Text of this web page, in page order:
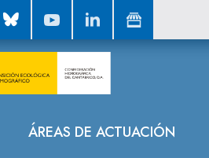
ÁREAS DE ACTUACIÓN
prensa